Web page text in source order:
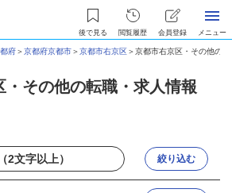
後で見る 閲覧履歴 会員登録 メニュー
府＞京都府京都市＞京都市右京区＞京都市右京区・その他の
・その他の転職・求人情報
絞り込む